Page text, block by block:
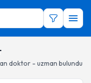
doktor - uzman bulundu